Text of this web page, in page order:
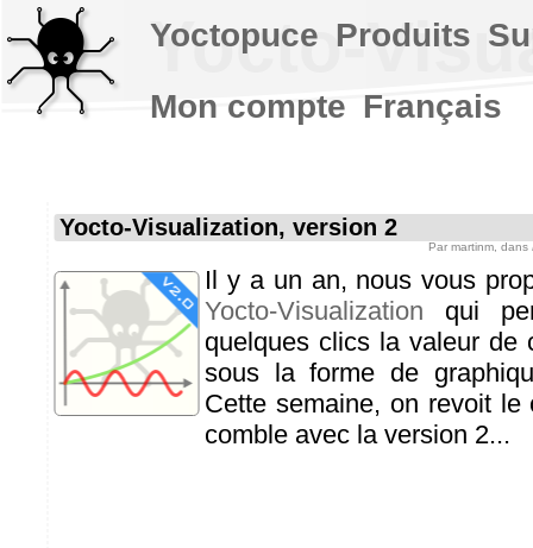
Yocto-
Yocto-Visualization, version 2
Par martinm , dans
Il y a un an, nous vous
Yocto-Visualization qui
quelques clics la valeur de
sous la forme de
Cette semaine, on revoit le
comble avec la version 2...
Yoctopuce Produits
Mon compte Français